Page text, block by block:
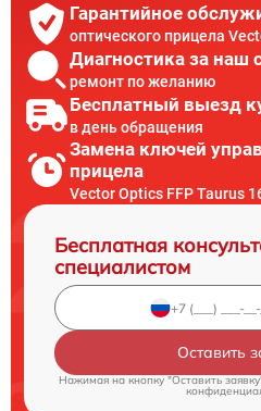
Гарантийное
оптического прицела
Диагностика за наш
ремонт по желанию
Бесплатный выезд
в день обращения
Замена ключей
прицела
Vector Optics FFP Taurus
Бесплатная
специалистом
Оставить
Нажимая на кнопку "Оставить